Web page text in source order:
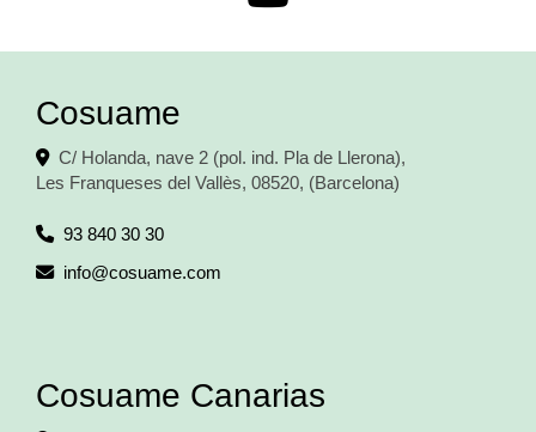
Cosuame
C/ Holanda, nave 2 (pol. ind. Pla de Llerona),
Les Franqueses del Vallès, 08520, (Barcelona)
93 840 30 30
info
cosuame.com
Cosuame Canarias